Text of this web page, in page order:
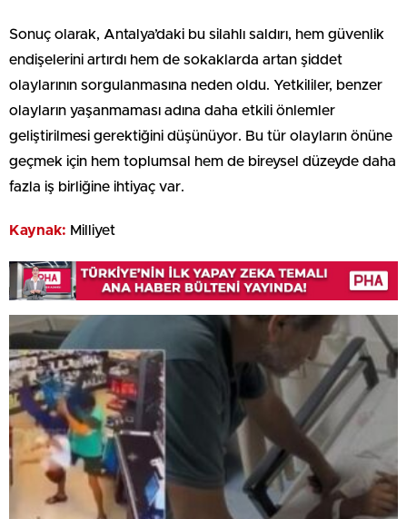
Sonuç olarak, Antalya’daki bu silahlı saldırı, hem güvenlik
endişelerini artırdı hem de sokaklarda artan şiddet
olaylarının sorgulanmasına neden oldu. Yetkililer, benzer
olayların yaşanmaması adına daha etkili önlemler
geliştirilmesi gerektiğini düşünüyor. Bu tür olayların önüne
geçmek için hem toplumsal hem de bireysel düzeyde daha
fazla iş birliğine ihtiyaç var.
Kaynak: Milliyet